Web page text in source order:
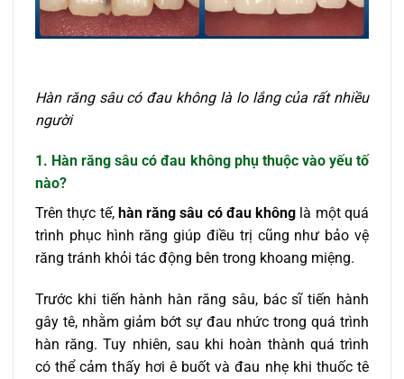
Hàn răng sâu có đau không là lo lắng của rất nhiều
người
1. Hàn răng sâu có đau không phụ thuộc vào yếu tố
nào?
Trên thực tế, hàn răng sâu có đau không là một quá
trình phục hình răng giúp điều trị cũng như bảo vệ
răng tránh khỏi tác động bên trong khoang miệng.
Trước khi tiến hành hàn răng sâu, bác sĩ tiến hành
gây tê, nhằm giảm bớt sự đau nhức trong quá trình
hàn răng. Tuy nhiên, sau khi hoàn thành quá trình
có thể cảm thấy hơi ê buốt và đau nhẹ khi thuốc tê